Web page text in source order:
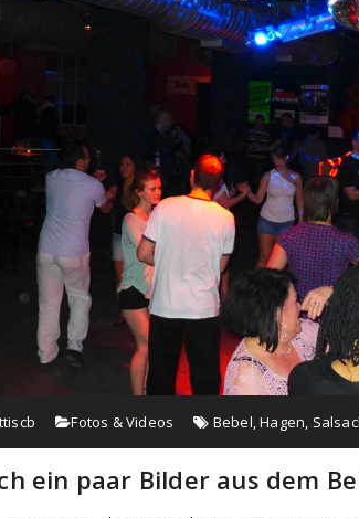
Fotos & Videos Bebel,Hagen,
ein paar Bilder aus dem